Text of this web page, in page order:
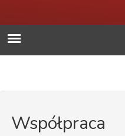
Współpraca